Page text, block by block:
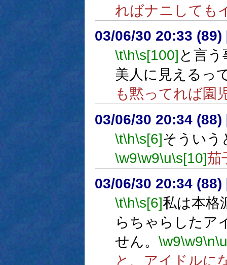
ればナニしても
03/06/30 20:33 (89)
\t\h\s[100] と言
美人に見えるっ
も黙ってれば園
03/06/30 20:34 (88)
\t\h\s[6]そういう
\w9\w9\u\s[10]茄
03/06/30 20:34 (88)
\t\h\s[6]私は本格
らちゃらしたア
せん。 \w9\w9\n\u
と、アイドルに